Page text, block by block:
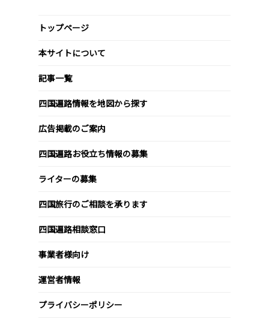
トップページ
本サイトについて
記事一覧
四国遍路情報を地図から探す
広告掲載のご案内
四国遍路お役立ち情報の募集
ライターの募集
四国旅行のご相談を承ります
四国遍路相談窓口
事業者様向け
運営者情報
プライバシーポリシー